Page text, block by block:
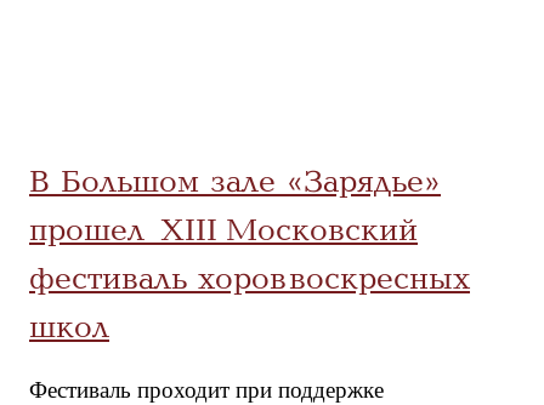
В Большом зале «Зарядье»
прошел XIII Московский
фестиваль хоров воскресных
школ
Фестиваль проходит при поддержке